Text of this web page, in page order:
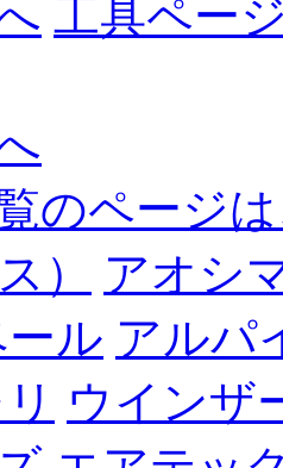
工具ペー
のページ
）
アオシ
ル アルパ
ウインザ